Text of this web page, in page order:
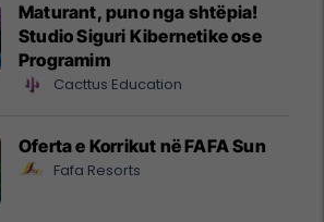
Maturant, puno nga shtëpia!
Studio Siguri Kibernetike ose
Programim
Cacttus Education
Oferta e Korrikut në FAFA Sun
Fafa Resorts